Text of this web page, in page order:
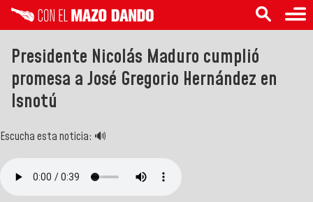
Presidente Nicolás Maduro cumplió
promesa a José Gregorio Hernández en
Isnotú
Escucha esta noticia: 🔊